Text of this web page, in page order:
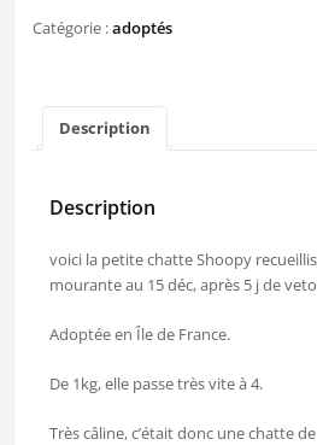
Catégorie :adoptés
Description
Description
voici la petite chatte Shoopy
mourante au 15 déc, après 5 j de
Adoptée en Île de France.
De 1kg, elle passe très vite à 4.
Très câline, c’était donc une chatte